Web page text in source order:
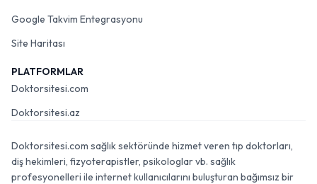
Google Takvim Entegrasyonu
Site Haritası
PLATFORMLAR
Doktorsitesi.com
Doktorsitesi.az
Doktorsitesi.com sağlık sektöründe hizmet veren tıp doktorları,
diş hekimleri, fizyoterapistler, psikologlar vb. sağlık
profesyonelleri ile internet kullanıcılarını buluşturan bağımsız bir